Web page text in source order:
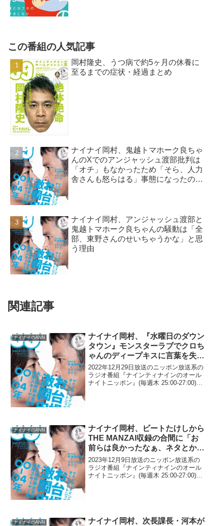
この番組の人気記事
岡村隆史、うつ病で約5ヶ月の休養に
至るまでの症状・経過まとめ
ナイナイ岡村、鬼越トマホーク良ちゃ
んのXでのアンジャッシュ渡部批判は
「オチ」もなかったため「そら、人力
舎さんも怒らはる」事態になったので
ナイナイ岡村、アンジャッシュ渡部と
鬼越トマホーク良ちゃんの騒動は「全
部、東野さんのせいちゃうかな」と思
う理由
関連記事
ナイナイのANN
ナイナイ岡村、『水曜日のダウン
タウン』モンスターラブでクロち
ゃんのディープキスに言葉を失う
「すげぇなぁ…」
2022年12月29日放送のニッポン放送系の
ラジオ番組『ナインティナインのオール
ナイトニッポン』(毎週木 25:00-27:00)に
ナイナイのANN
ナイナイ岡村、ビートたけしから
THE MANZAI収録の合間に「お
前らは良かったなぁ、ネタとかや
らなくていいところまで来て」と
言われたと明かす
2023年12月9日放送のニッポン放送系の
ラジオ番組『ナインティナインのオール
ナイトニッポン』(毎週木 25:00-27:00)に
ナイナイのANN
ナイナイ岡村、次長課長・河本が